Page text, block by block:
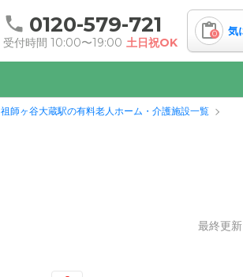
0120-579-721
受付時間 10:00〜19:00 土日祝OK
0 気
祖師ヶ谷大蔵駅の有料老人ホーム・介護施設一覧
最終更